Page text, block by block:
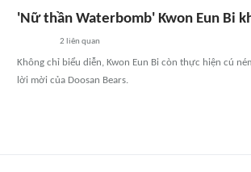
'Nữ thần Waterbomb' Kwon Eun Bi
2 liên quan
Không chỉ biểu diễn, Kwon Eun Bi còn thực hiện cú
lời mời của Doosan Bears.